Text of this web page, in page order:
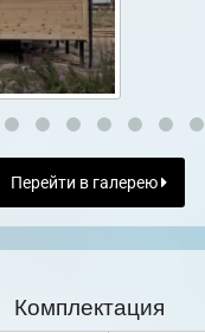
Перейти в галерею
Комплектация